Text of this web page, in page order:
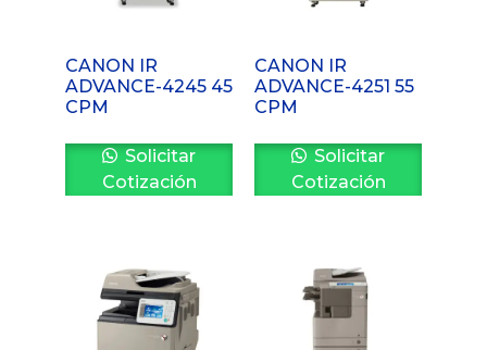
CANON IR
ADVANCE-4245 45
CPM
Solicitar
Cotización
CANON IR
ADVANCE-4251 55
CPM
Solicitar
Cotización